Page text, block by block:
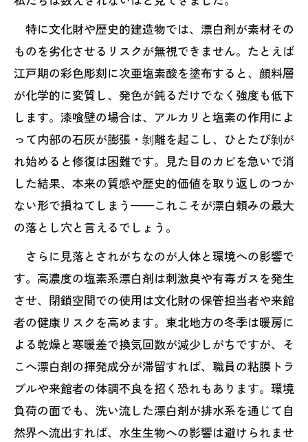
特に文化財や歴史的建造物では、漂白剤が素材その
ものを劣化させるリスクが無視できません。たとえば
江戸期の彩色彫刻に次亜塩素酸を塗布すると、顔料層
が化学的に変質し、発色が鈍るだけでなく強度も低下
します。漆喰壁の場合は、アルカリと塩素の作用によ
って内部の石灰が膨張・剝離を起こし、ひとたび剝が
れ始めると修復は困難です。見た目のカビを急いで消
した結果、本来の質感や歴史的価値を取り返しのつか
ない形で損ねてしまう——これこそが漂白頼みの最大
の落とし穴と言えるでしょう。
さらに見落とされがちなのが人体と環境への影響で
す。高濃度の塩素系漂白剤は刺激臭や有毒ガスを発生
させ、閉鎖空間での使用は文化財の保管担当者や来館
者の健康リスクを高めます。東北地方の冬季は暖房に
よる乾燥と寒暖差で換気回数が減少しがちですが、そ
こへ漂白剤の揮発成分が滞留すれば、職員の粘膜トラ
ブルや来館者の体調不良を招く恐れもあります。環境
負荷の面でも、洗い流した漂白剤が排水系を通じて自
然界へ流出すれば、水生生物への影響は避けられませ